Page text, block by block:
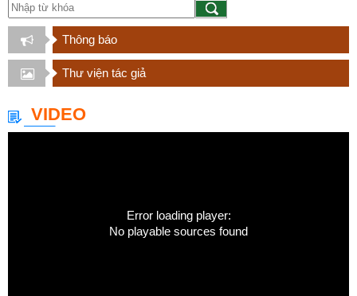
Thông báo
Thư viện tác giả
VIDEO
Error loading player:
No playable sources found